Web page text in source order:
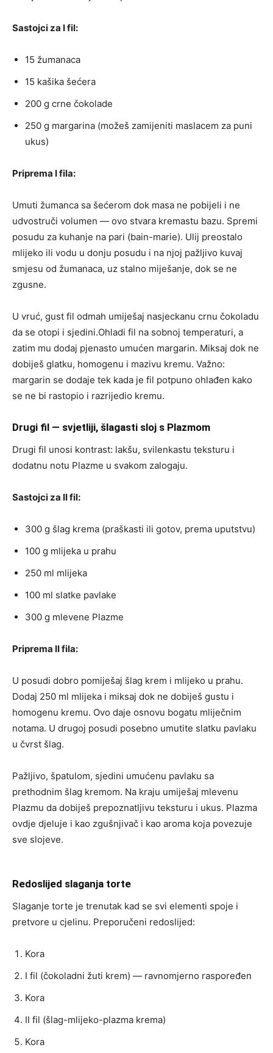
Sastojci za I fil:
15 žumanaca
15 kašika šećera
200 g crne čokolade
250 g margarina (možeš zamijeniti maslacem za puni
ukus)
Priprema I fila:
Umuti žumanca sa šećerom dok masa ne pobijeli i ne
udvostruči volumen — ovo stvara kremastu bazu. Spremi
posudu za kuhanje na pari (bain-marie). Ulij preostalo
mlijeko ili vodu u donju posudu i na njoj pažljivo kuvaj
smjesu od žumanaca, uz stalno miješanje, dok se ne
zgusne.
U vruć, gust fil odmah umiješaj nasjeckanu crnu čokoladu
da se otopi i sjedini.Ohladi fil na sobnoj temperaturi, a
zatim mu dodaj pjenasto umućen margarin. Miksaj dok ne
dobiješ glatku, homogenu i mazivu kremu. Važno:
margarin se dodaje tek kada je fil potpuno ohlađen kako
se ne bi rastopio i razrijedio kremu.
Drugi fil — svjetliji, šlagasti sloj s Plazmom
Drugi fil unosi kontrast: lakšu, svilenkastu teksturu i
dodatnu notu Plazme u svakom zalogaju.
Sastojci za II fil:
300 g šlag krema (praškasti ili gotov, prema uputstvu)
100 g mlijeka u prahu
250 ml mlijeka
100 ml slatke pavlake
300 g mlevene Plazme
Priprema II fila:
U posudi dobro pomiješaj šlag krem i mlijeko u prahu.
Dodaj 250 ml mlijeka i miksaj dok ne dobiješ gustu i
homogenu kremu. Ovo daje osnovu bogatu mliječnim
notama. U drugoj posudi posebno umutite slatku pavlaku
u čvrst šlag.
Pažljivo, špatulom, sjedini umućenu pavlaku sa
prethodnim šlag kremom. Na kraju umiješaj mlevenu
Plazmu da dobiješ prepoznatljivu teksturu i ukus. Plazma
ovdje djeluje i kao zgušnjivač i kao aroma koja povezuje
sve slojeve.
Redoslijed slaganja torte
Slaganje torte je trenutak kad se svi elementi spoje i
pretvore u cjelinu. Preporučeni redoslijed:
Kora
I fil (čokoladni žuti krem) — ravnomjerno raspoređen
Kora
II fil (šlag-mlijeko-plazma krema)
Kora